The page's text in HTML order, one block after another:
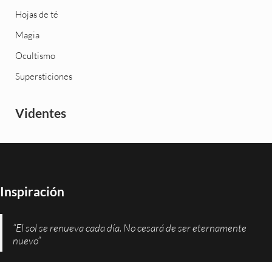
Hojas de té
Magia
Ocultismo
Supersticiones
Videntes
Inspiración
“El sol se renueva cada día. No cesará de ser eternamente
nuevo”